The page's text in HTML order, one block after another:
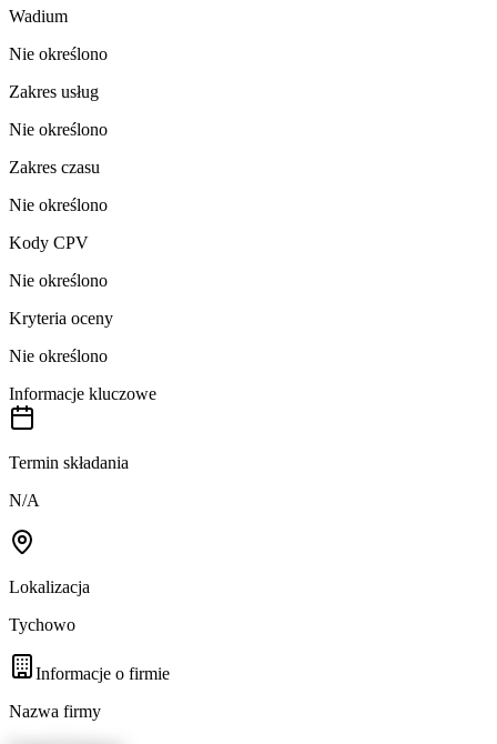
Wadium
Nie określono
Zakres usług
Nie określono
Zakres czasu
Nie określono
Kody CPV
Nie określono
Kryteria oceny
Nie określono
Informacje kluczowe
Termin składania
N/A
Lokalizacja
Tychowo
Informacje o firmie
Nazwa firmy